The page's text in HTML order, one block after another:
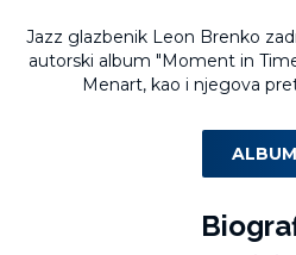
Jazz glazbenik Leon Brenko
autorski album "Moment in
Menart, kao i njegova